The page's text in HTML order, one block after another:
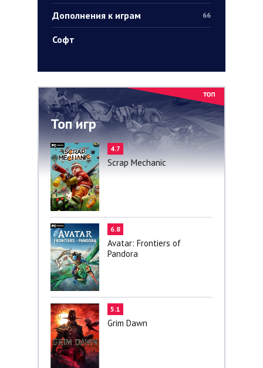
Дополнения к играм 66
Софт
Топ игр
4.7
Scrap Mechanic
6.8
Avatar: Frontiers of
Pandora
5.1
Grim Dawn